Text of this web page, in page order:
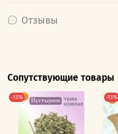
Отзывы
Сопутствующие товары
-13% -13%